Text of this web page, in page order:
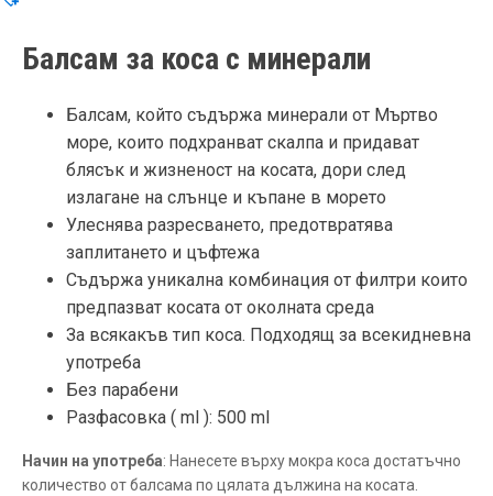
Балсам за коса с минерали
Балсам, който съдържа минерали от Мъртво
море, които подхранват скалпа и придават
блясък и жизненост на косата, дори след
излагане на слънце и къпане в морето
Улеснява разресването, предотвратява
заплитането и цъфтежа
Съдържа уникална комбинация от филтри които
предпазват косата от околната среда
За всякакъв тип коса. Подходящ за всекидневна
употреба
Без парабени
Разфасовка ( ml ): 500 ml
Начин на употреба: Нанесете върху мокра коса достатъчно
количество от балсама по цялата дължина на косата.